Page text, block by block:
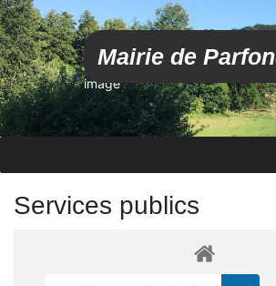
Mairie de
image
Services publics